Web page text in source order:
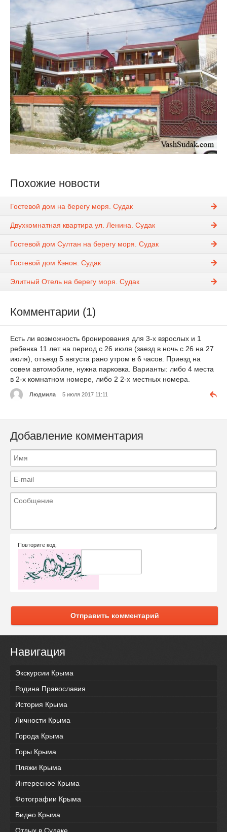
Похожие новости
Гостевой дом на берегу моря. Судак
Двухкомнатная квартира ул. Ленина. Судак
Гостевой дом Султан на берегу моря. Судак
Гостевой дом Кэнон. Судак
Элитный Отель на берегу моря. Судак
Комментарии (1)
Есть ли возможность бронирования для 3-х взрослых и 1
ребенка 11 лет на период с 26 июля (заезд в ночь с 26 на 27
июля), отъезд 5 августа рано утром в 6 часов. Приезд на
совем автомобиле, нужна парковка. Варианты: либо 4 места
в 2-х комнатном номере, либо 2 2-х местных номера.
Людмила 5 июля 2017 11:11
Добавление комментария
Повторите код:
Отправить комментарий
Навигация
Экскурсии Крыма
Родина Православия
История Крыма
Личности Крыма
Города Крыма
Горы Крыма
Пляжи Крыма
Интересное Крыма
Фотографии Крыма
Видео Крыма